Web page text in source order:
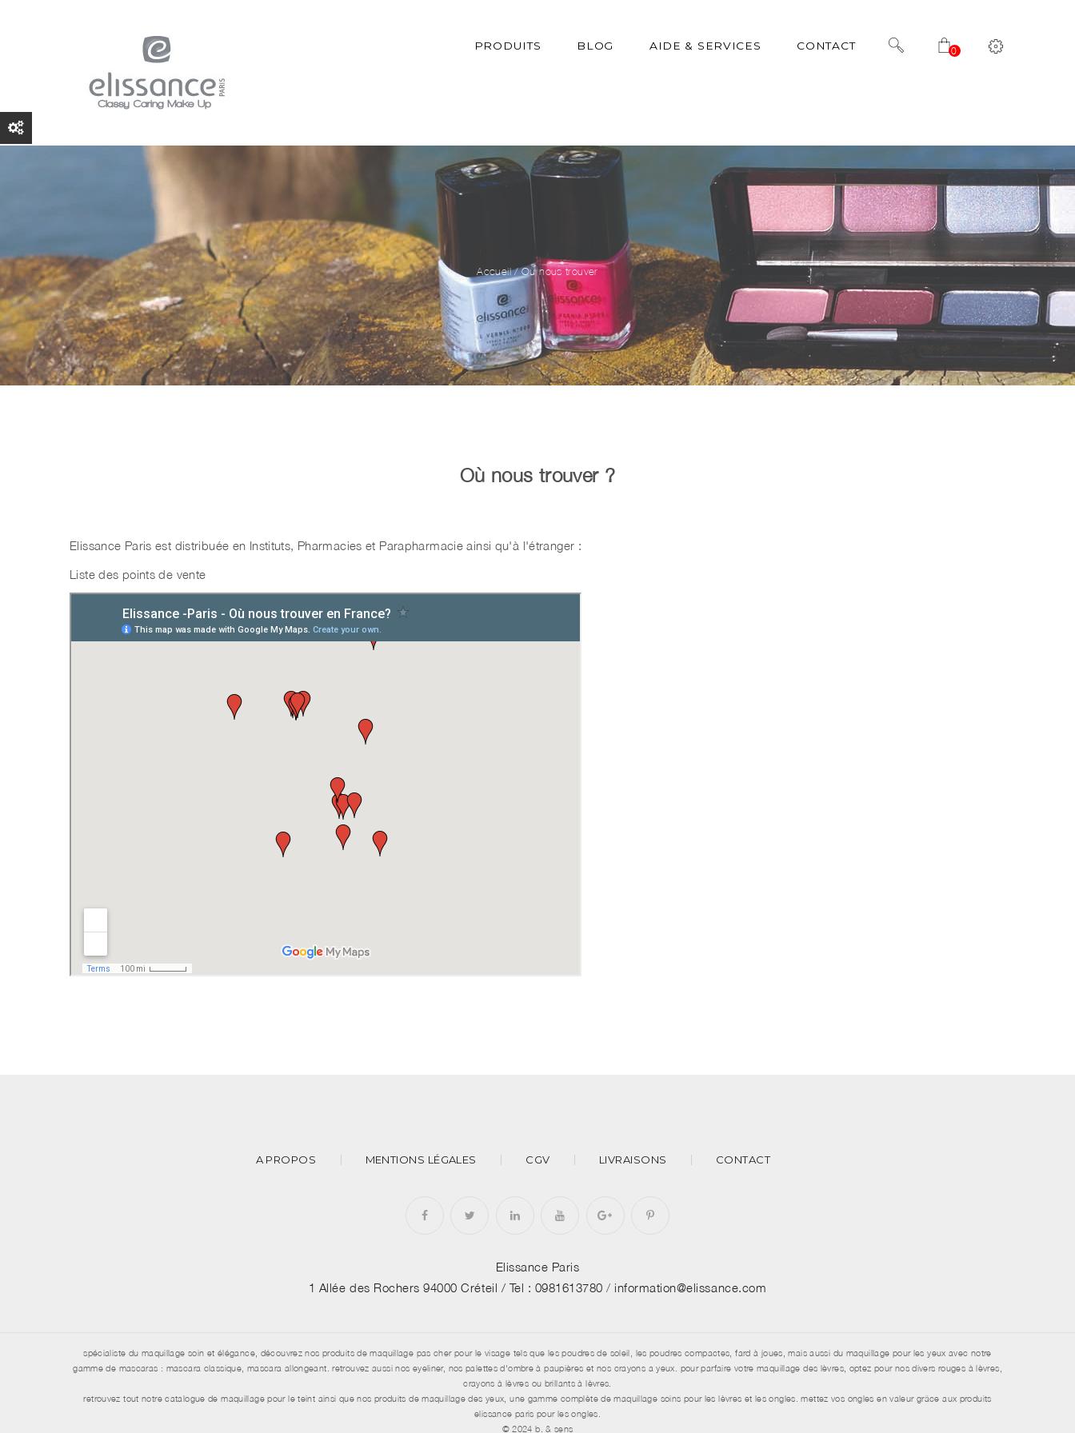
PRODUITS BLOG AIDE & SERVICES CONTACT 0
Accueil /Où nous trouver
Où nous trouver ?
Elissance Paris est distribuée en Instituts, Pharmacies et Parapharmacie ainsi qu'à l'étranger :
Liste des points de vente
A PROPOS MENTIONS LÉGALES CGV LIVRAISONS CONTACT
Elissance Paris
1 Allée des Rochers 94000 Créteil / Tel : 0981613780 / information@elissance.com
spécialiste du maquillage soin et élégance, découvrez nos produits de maquillage pas cher pour le visage tels que les poudres de soleil, les poudres compactes, fard à joues, mais aussi du maquillage pour les yeux avec notre
gamme de mascaras : mascara classique, mascara allongeant. retrouvez aussi nos eyeliner, nos palettes d'ombre à paupières et nos crayons a yeux. pour parfaire votre maquillage des lèvres, optez pour nos divers rouges à lèvres,
crayons à lèvres ou brillants à lèvres.
retrouvez tout notre catalogue de maquillage pour le teint ainsi que nos produits de maquillage des yeux, une gamme complète de maquillage soins pour les lèvres et les ongles. mettez vos ongles en valeur grâce aux produits
elissance paris pour les ongles.
© 2024 b. & sens